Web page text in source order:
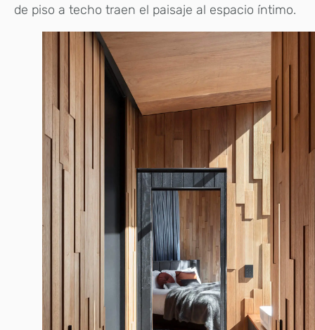
de piso a techo traen el paisaje al espacio íntimo.